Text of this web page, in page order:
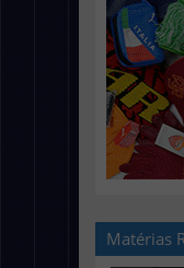
Matérias